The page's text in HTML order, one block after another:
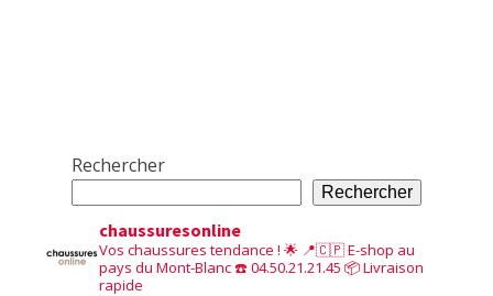
Rechercher
Rechercher
chaussuresonline
Vos chaussures tendance ! 🌟 📍🇨🇵 E-shop au
pays du Mont-Blanc☎️ 04.50.21.21.45 📦 Livraison
rapide